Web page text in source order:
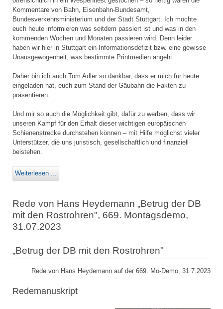
Kommentare von Bahn, Eisenbahn-Bundesamt,
Bundesverkehrsministerium und der Stadt Stuttgart. Ich möchte
euch heute informieren was seitdem passiert ist und was in den
kommenden Wochen und Monaten passieren wird. Denn leider
haben wir hier in Stuttgart ein Informationsdefizit bzw. eine gewisse
Unausgewogenheit, was bestimmte Printmedien angeht.
Daher bin ich auch Tom Adler so dankbar, dass er mich für heute
eingeladen hat, euch zum Stand der Gäubahn die Fakten zu
präsentieren.
Und mir so auch die Möglichkeit gibt, dafür zu werben, dass wir
unseren Kampf für den Erhalt dieser wichtigen europäischen
Schienenstrecke durchstehen können – mit Hilfe möglichst vieler
Unterstützer, die uns juristisch, gesellschaftlich und finanziell
beistehen.
Weiterlesen ...
Rede von Hans Heydemann „Betrug der DB
mit den Rostrohren", 669. Montagsdemo,
31.07.2023
„Betrug der DB mit den Rostrohren"
Rede von Hans Heydemann auf der 669. Mo-Demo, 31.7.2023
Redemanuskript